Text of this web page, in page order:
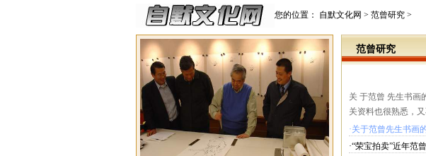
您的位置： 自默文化网 > 范曾研究 >
范曾研究
关 于范曾 先生书画
关资料也很熟悉，
·关于范曾先生书画
·“荣宝拍卖”近年范